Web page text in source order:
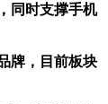
同时支撑手机
牌，目前板块